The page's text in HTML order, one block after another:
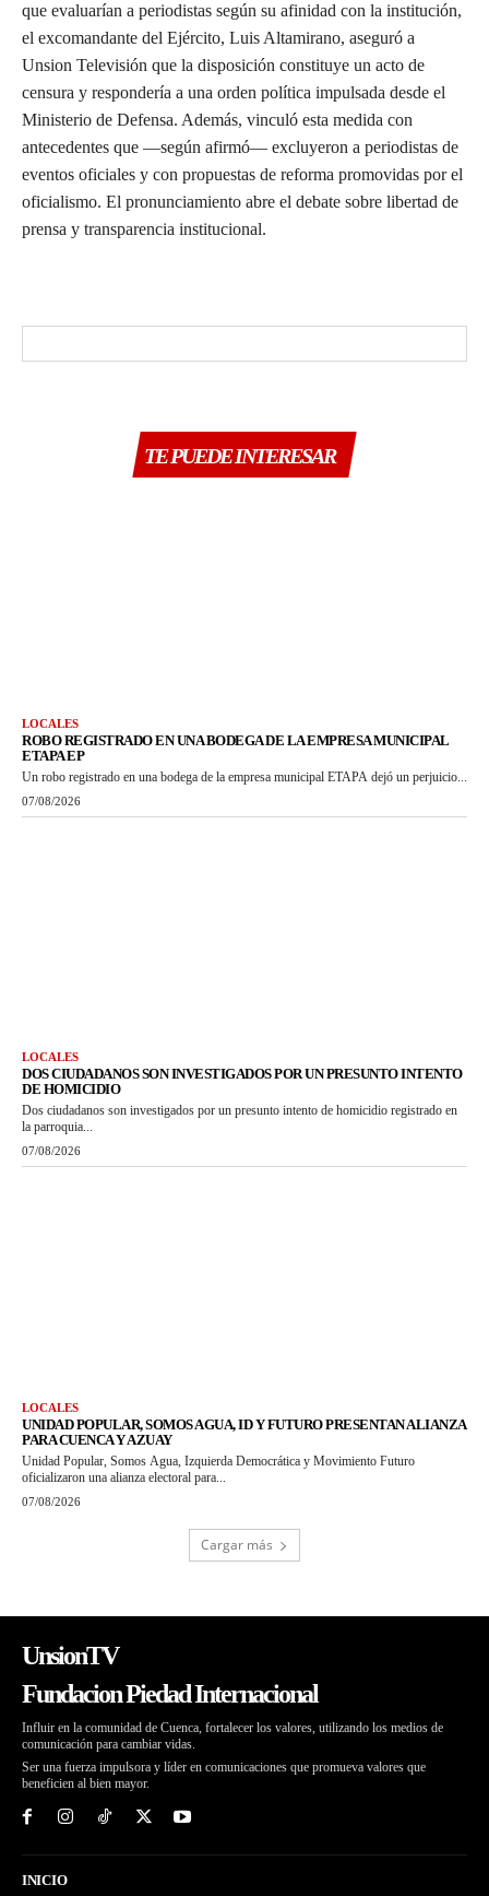
que evaluarían a periodistas según su afinidad con la institución,
el excomandante del Ejército, Luis Altamirano, aseguró a
Unsion Televisión que la disposición constituye un acto de
censura y respondería a una orden política impulsada desde el
Ministerio de Defensa. Además, vinculó esta medida con
antecedentes que —según afirmó— excluyeron a periodistas de
eventos oficiales y con propuestas de reforma promovidas por el
oficialismo. El pronunciamiento abre el debate sobre libertad de
prensa y transparencia institucional.
TE PUEDE INTERESAR
LOCALES
ROBO REGISTRADO EN UNA BODEGA DE LA EMPRESA MUNICIPAL
ETAPA EP
Un robo registrado en una bodega de la empresa municipal ETAPA dejó un perjuicio...
07/08/2026
LOCALES
DOS CIUDADANOS SON INVESTIGADOS POR UN PRESUNTO INTENTO
DE HOMICIDIO
Dos ciudadanos son investigados por un presunto intento de homicidio registrado en
la parroquia...
07/08/2026
LOCALES
UNIDAD POPULAR, SOMOS AGUA, ID Y FUTURO PRESENTAN ALIANZA
PARA CUENCA Y AZUAY
Unidad Popular, Somos Agua, Izquierda Democrática y Movimiento Futuro
oficializaron una alianza electoral para...
07/08/2026
Cargar más
UnsionTV
Fundacion Piedad Internacional
Influir en la comunidad de Cuenca, fortalecer los valores, utilizando los medios de
comunicación para cambiar vidas.
Ser una fuerza impulsora y líder en comunicaciones que promueva valores que
beneficien al bien mayor.
INICIO